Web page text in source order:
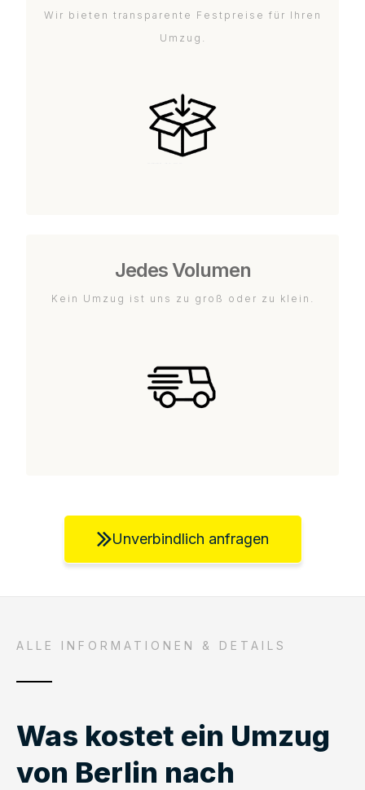
Wir bieten transparente Festpreise für Ihren
Umzug.
Jedes Volumen
Kein Umzug ist uns zu groß oder zu klein.
Unverbindlich anfragen
ALLE INFORMATIONEN & DETAILS
Was kostet ein Umzug
von Berlin nach